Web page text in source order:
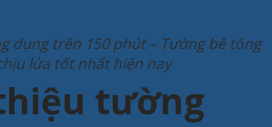
dụng trên 150 phút – Tường bê tông
lửa tốt nhất hiện nay
tường